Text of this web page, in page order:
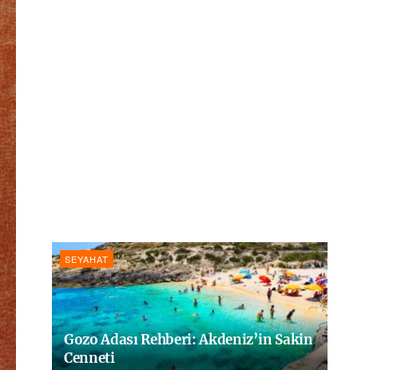
SEYAHAT
Gozo Adası Rehberi: Akdeniz’in Sakin
Cenneti